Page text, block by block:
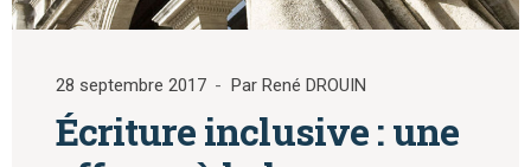
28 septembre 2017 Par René DROUIN
Écriture inclusive : une